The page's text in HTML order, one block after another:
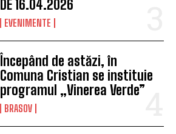
DE 16.04.2026
EVENIMENTE
Începând de astăzi, în
Comuna Cristian se instituie
programul „Vinerea Verde”
BRASOV